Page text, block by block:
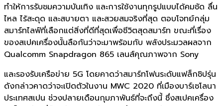
ทำให้การรับชมความบันเทิง และการใช้งานทุกรูปแบบได้คมชัด ลื่น
ไหล ไร้สะดุด และสบายตา และสวยสมจริงที่สุด ตอบโจทย์กลุ่ม
สมาร์ทไลฟ์ที่เลือกแต่สิ่งที่ดีที่สุดเพื่อชีวิตสุดสมาร์ท ขณะที่เรื่อง
ของสเปคเครื่องนั้นลือกันว่าจะมาพร้อมกับ พลังประมวลผลจาก
Qualcomm Snapdragon 865 เลนส์คุณภาพจาก Sony
และรองรับเครือข่าย​ 5G โดยคาดว่าสมาร์ทโฟนระดับแฟล็กชิปรุ่น
ดังกล่าวคาดว่าจะเปิดตัวในงาน MWC 2020 ที่เมืองบาร์เซโลนา
ประเทศสเปน ช่วงปลายเดือนกุมภาพันธ์ที่จะถึงนี้ ซึ่งสเปคเครื่อง